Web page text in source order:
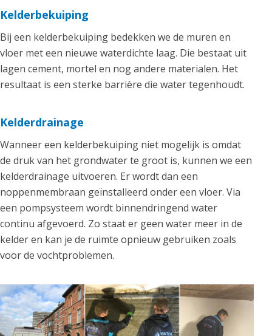
Kelderbekuiping
Bij een kelderbekuiping bedekken we de muren en
vloer met een nieuwe waterdichte laag. Die bestaat uit
lagen cement, mortel en nog andere materialen. Het
resultaat is een sterke barrière die water tegenhoudt.
Kelderdrainage
Wanneer een kelderbekuiping niet mogelijk is omdat
de druk van het grondwater te groot is, kunnen we een
kelderdrainage uitvoeren. Er wordt dan een
noppenmembraan geïnstalleerd onder een vloer. Via
een pompsysteem wordt binnendringend water
continu afgevoerd. Zo staat er geen water meer in de
kelder en kan je de ruimte opnieuw gebruiken zoals
voor de vochtproblemen.